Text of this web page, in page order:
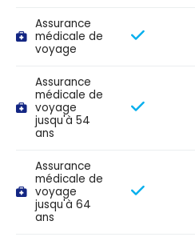
Assurance
médicale de
voyage
Assurance
médicale de
voyage
jusqu'à 54
ans
Assurance
médicale de
voyage
jusqu'à 64
ans